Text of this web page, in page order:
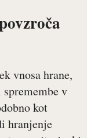
vnosa hrane,
spremembe v
kot
hranjenje